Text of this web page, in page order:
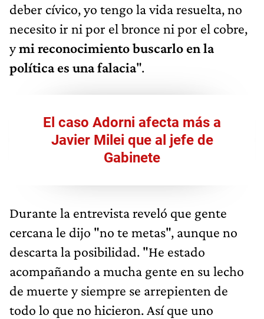
deber cívico, yo tengo la vida resuelta, no
necesito ir ni por el bronce ni por el cobre,
ymi reconocimiento buscarlo en la
política es una falacia".
El caso Adorni afecta más a
Javier Milei que al jefe de
Gabinete
Durante la entrevista reveló que gente
cercana le dijo "no te metas", aunque no
descarta la posibilidad. "He estado
acompañando a mucha gente en su lecho
de muerte y siempre se arrepienten de
todo lo que no hicieron. Así que uno